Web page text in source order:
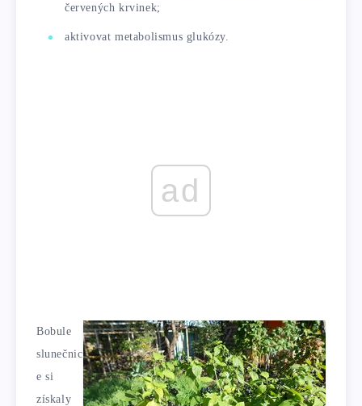
červených krvinek;
aktivovat metabolismus glukózy.
ad
Bobule
slunečnic
e si
získaly